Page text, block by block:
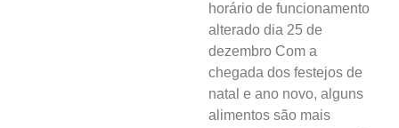
horário de funcionamento
alterado dia 25 de
dezembro Com a
chegada dos festejos de
natal e ano novo, alguns
alimentos são mais